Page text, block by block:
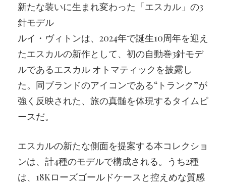
新たな装いに生まれ変わった「エスカル」の3
針モデル
ルイ・ヴィトンは、2024年で誕生10周年を迎え
たエスカルの新作として、初の自動巻3針モデ
ルであるエスカル オトマティックを披露し
た。同ブランドのアイコンである“トランク”が
強く反映された、旅の真髄を体現するタイムピ
ースだ。
エスカルの新たな側面を提案する本コレクショ
ンは、計4種のモデルで構成される。うち2種
は、18Kローズゴールドケースと控えめな質感